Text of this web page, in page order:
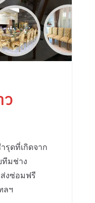
ดที่เกิดจาก
ทีมช่าง
งซ่อมฟรี
ลฯ